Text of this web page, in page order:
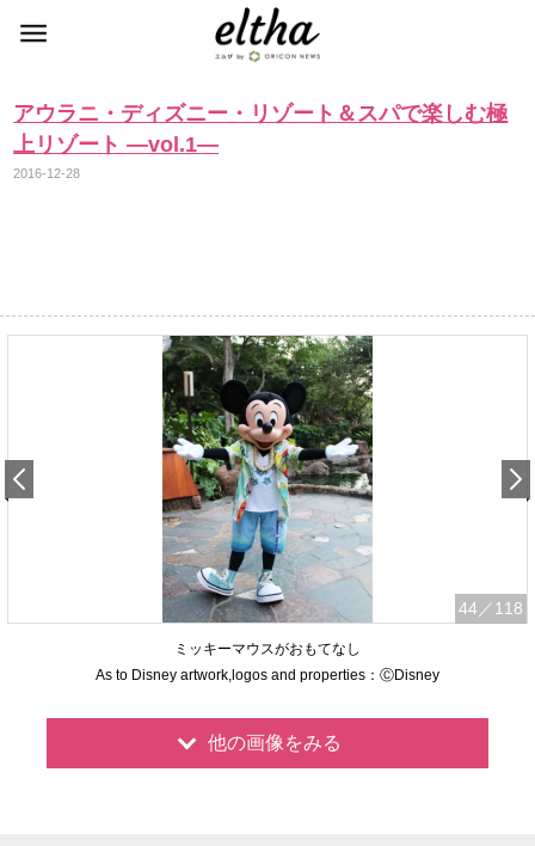
アウラニ・ディズニー・リゾート＆スパで楽しむ極
上リゾート ―vol.1―
2016-12-28
44 ／118
ミッキーマウスがおもてなし
As to Disney artwork,logos and properties：ⒸDisney
他の画像をみる